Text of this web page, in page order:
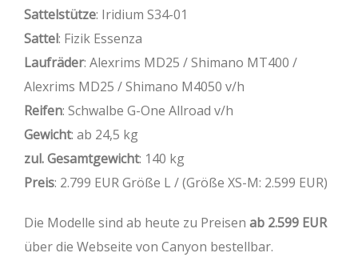
Sattelstütze: Iridium S34-01
Sattel: Fizik Essenza
Laufräder: Alexrims MD25 / Shimano MT400 /
Alexrims MD25 / Shimano M4050 v/h
Reifen: Schwalbe G-One Allroad v/h
Gewicht: ab 24,5 kg
zul. Gesamtgewicht: 140 kg
Preis: 2.799 EUR Größe L / (Größe XS-M: 2.599 EUR)
Die Modelle sind ab heute zu Preisen ab 2.599 EUR
über die Webseite von Canyon bestellbar.